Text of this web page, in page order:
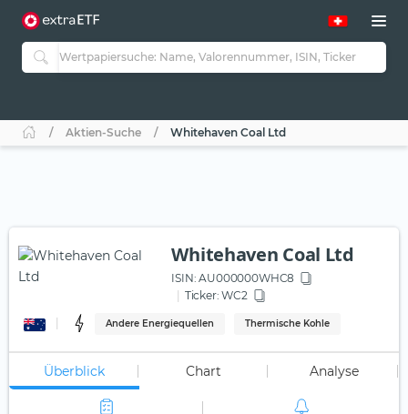
Aktien-Suche Whitehaven Coal Ltd
Whitehaven Coal Ltd
ISIN: AU000000WHC8
Ticker: WC2
Andere Energiequellen Thermische Kohle
Überblick Chart Analyse